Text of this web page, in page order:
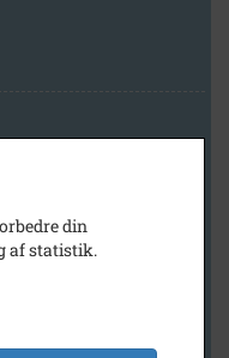
din
af statistik.